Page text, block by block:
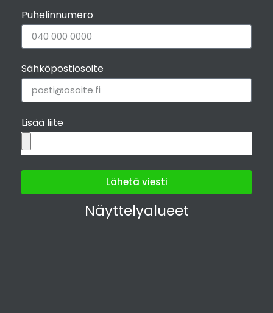
Puhelinnumero
Sähköpostiosoite
Lisää liite
Lähetä viesti
Näyttelyalueet